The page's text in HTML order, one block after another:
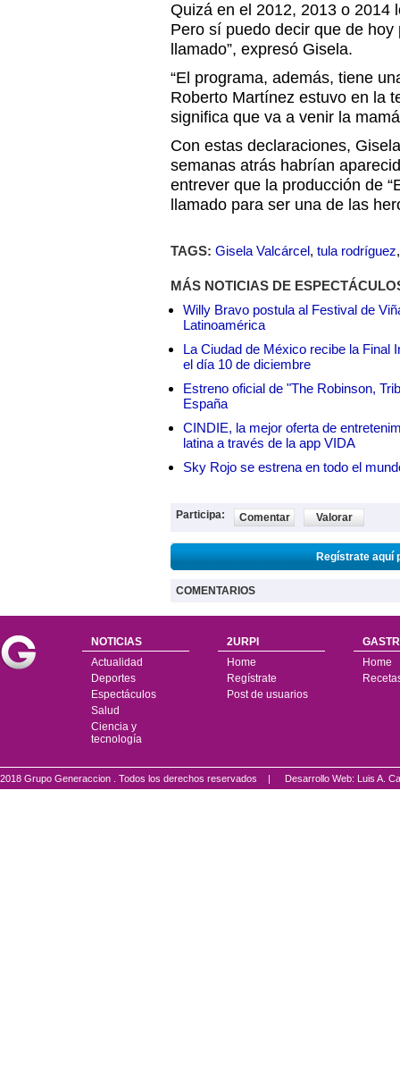
Quizá en el 2012, 2013 o 2014
Pero sí puedo decir que de
llamado”, expresó Gisela.
“El programa, además, tiene
Roberto Martínez estuvo en la
significa que va a venir la
Con estas declaraciones,
semanas atrás habrían
entrever que la producción de
llamado para ser una de las
TAGS: Gisela Valcárcel, tula rodríguez
MÁS NOTICIAS DE
Willy Bravo postula al Festival de
Latinoamérica
La Ciudad de México recibe la Final
el día 10 de diciembre
Estreno oficial de "The Robinson,
España
CINDIE, la mejor oferta de
latina a través de la app VIDA
Sky Rojo se estrena en todo el
Participa: Comentar Valorar
Regístrate aquí
COMENTARIOS
NOTICIAS
Actualidad
Deportes
Espectáculos
Salud
Ciencia y
tecnología
2URPI
Home
Regístrate
Post de usuarios
Home
2018 Grupo Generaccion . Todos los derechos reservados | Desarrollo Web: Luis